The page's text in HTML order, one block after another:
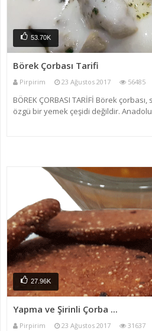
53.70K
Börek Çorbası Tarifi
Pirpirim 23 Ağustos 2017 56485
BÖREK ÇORBASI TARİFİ Börek
özgü bir yemek çeşidi değildir.
27.96K
Yapma ve Şirinli Çorba ...
Pirpirim 23 Ağustos 2017 31637